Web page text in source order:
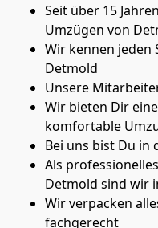
Seit über 15
Umzügen von
Wir kennen jeden
Detmold
Unsere
Wir bieten Dir
komfortable
Bei uns bist Du in
Als
Detmold sind wir
Wir verpacken
fachgerecht